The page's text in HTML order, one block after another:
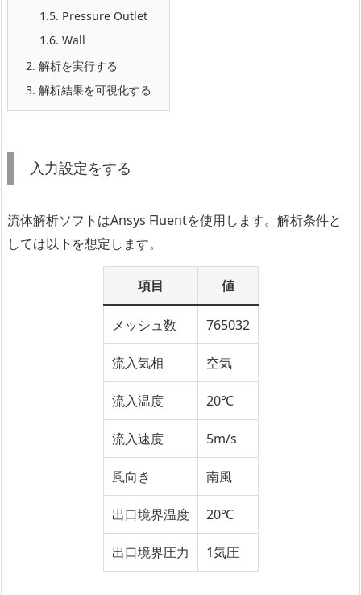
1.5. Pressure Outlet
1.6. Wall
2. 解析を実行する
3. 解析結果を可視化する
入力設定をする
流体解析ソフトはAnsys Fluentを使用します。解析条件と
しては以下を想定します。
項目 値
メッシュ数 765032
流入気相 空気
流入温度 20℃
流入速度 5m/s
風向き 南風
出口境界温度 20℃
出口境界圧力 1気圧